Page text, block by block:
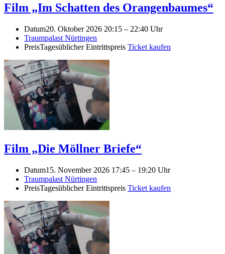
Film „Im Schatten des Orangenbaumes“
Datum20. Oktober 2026 20:15 – 22:40 Uhr
Traumpalast Nürtingen
PreisTagesüblicher Eintrittspreis Ticket kaufen
Film „Die Möllner Briefe“
Datum15. November 2026 17:45 – 19:20 Uhr
Traumpalast Nürtingen
PreisTagesüblicher Eintrittspreis Ticket kaufen